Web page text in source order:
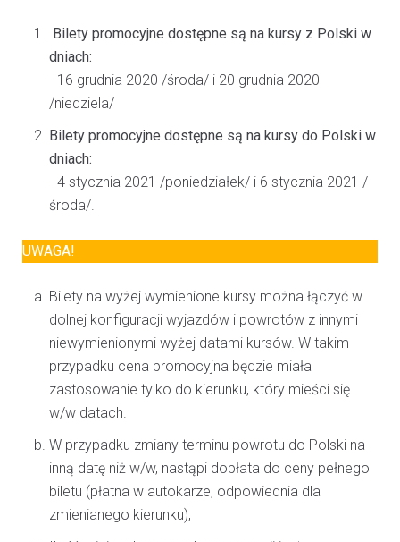
Bilety promocyjne dostępne są na kursy z Polski w
dniach:
- 16 grudnia 2020 /środa/ i 20 grudnia 2020
/niedziela/
Bilety promocyjne dostępne są na kursy do Polski w
dniach:
- 4 stycznia 2021 /poniedziałek/ i 6 stycznia 2021 /
środa/.
UWAGA!
Bilety na wyżej wymienione kursy można łączyć w
dolnej konfiguracji wyjazdów i powrotów z innymi
niewymienionymi wyżej datami kursów. W takim
przypadku cena promocyjna będzie miała
zastosowanie tylko do kierunku, który mieści się
w/w datach.
W przypadku zmiany terminu powrotu do Polski na
inną datę niż w/w, nastąpi dopłata do ceny pełnego
biletu (płatna w autokarze, odpowiednia dla
zmienianego kierunku),